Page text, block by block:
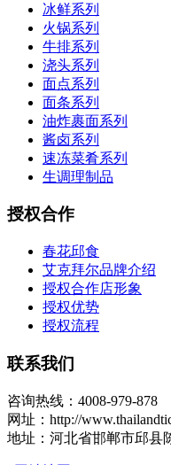
冰鲜系列
火锅系列
牛排系列
浇头系列
面点系列
面条系列
油炸裹面系列
酱卤系列
速冻菜肴系列
生调理制品
授权合作
春花邱食
艾克拜尔品牌介绍
授权合作店形象
授权优势
授权流程
联系我们
咨询热线：4008-979-878
网址：http://
地址：河北省邯郸市邱县